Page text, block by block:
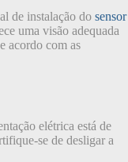
de instalação do sensor
uma visão adequada
acordo com as
elétrica está de
se de desligar a